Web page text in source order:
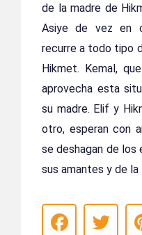
de la madre de
Asiye de vez en
recurre a todo tipo
Hikmet. Kemal,
aprovecha esta
su madre. Elif y
otro, esperan con
se deshagan de
sus amantes y de